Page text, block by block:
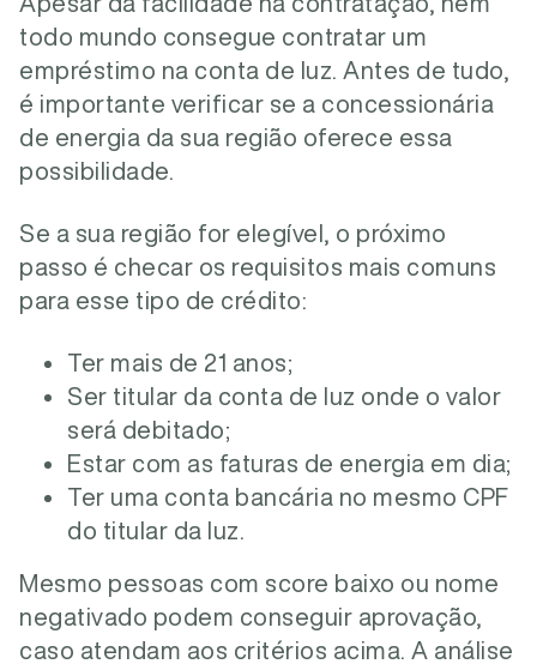
todo mundo consegue contratar um
empréstimo na conta de luz. Antes de tudo,
é importante verificar se a concessionária
de energia da sua região oferece essa
possibilidade.
Se a sua região for elegível, o próximo
passo é checar os requisitos mais comuns
para esse tipo de crédito:
Ter mais de 21 anos;
Ser titular da conta de luz onde o valor
será debitado;
Estar com as faturas de energia em dia;
Ter uma conta bancária no mesmo CPF
do titular da luz.
Mesmo pessoas com score baixo ou nome
negativado podem conseguir aprovação,
caso atendam aos critérios acima. A análise